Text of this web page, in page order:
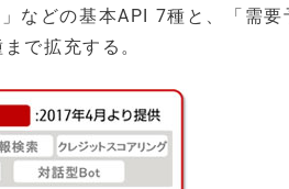
などの基本API 7種と、「需要
で拡充する。